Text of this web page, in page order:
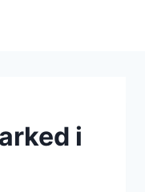
i